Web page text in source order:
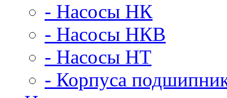
- Насосы НК
- Насосы НКВ
- Насосы НТ
- Корпуса